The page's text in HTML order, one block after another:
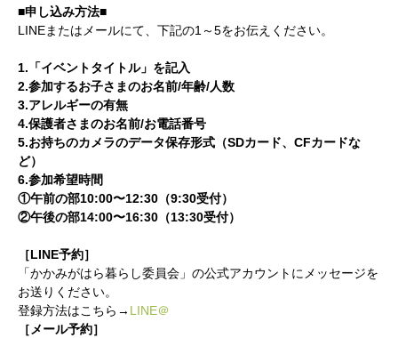
■申し込み方法■
LINEまたはメールにて、下記の1～5をお伝えください。
1.「イベントタイトル」を記入
2.参加するお子さまのお名前/年齢/人数
3.アレルギーの有無
4.保護者さまのお名前/お電話番号
5.お持ちのカメラのデータ保存形式（SDカード、CFカードな
ど）
6.参加希望時間
①午前の部10:00〜12:30（9:30受付）
②午後の部14:00〜16:30（13:30受付）
［LINE予約］
「かかみがはら暮らし委員会」の公式アカウントにメッセージを
お送りください。
登録方法はこちら→ LINE＠
［メール予約］